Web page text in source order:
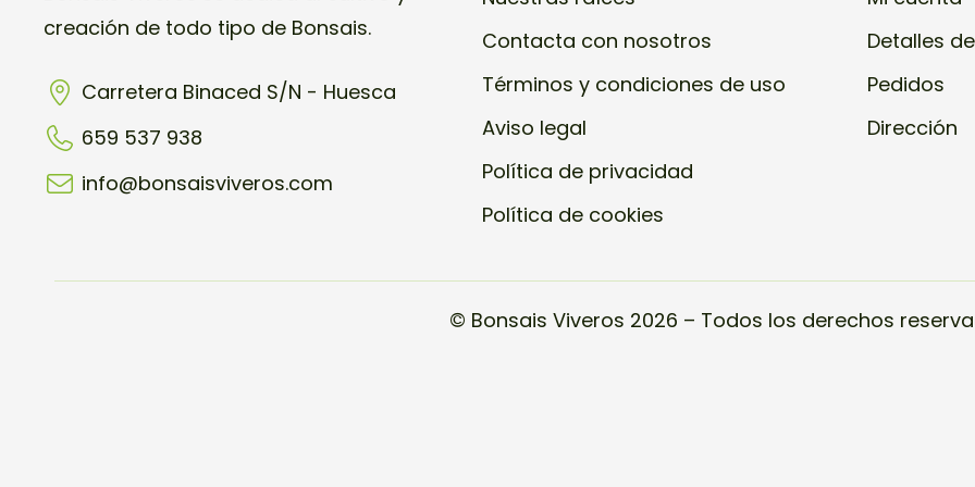
creación de todo tipo de Bonsais.
Carretera Binaced S/N - Huesca
659 537 938
info@bonsaisviveros.com
Contacta con nosotros
Términos y condiciones de uso
Aviso legal
Política de privacidad
Política de cookies
Detalles
Pedidos
Dirección
© Bonsais Viveros 2026 – Todos los derechos